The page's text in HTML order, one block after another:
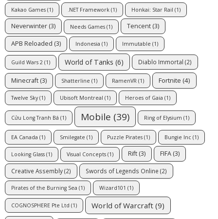
Kakao Games (1) .NET Framework (1) Honkai: Star Rail (1)
Neverwinter (3) Needs Games (1) Tencent (3)
APB Reloaded (3) Indonesia (1) Immutable (1)
Guild Wars 2 (1) World of Tanks (6) Diablo Immortal (2)
Minecraft (3) Shatterline (1) RamenVR (1) Fortnite (4)
Twelve Sky(1) Ubisoft Montreal (1) Heroes of Gaia (1)
Cửu Long Tranh Bá (1) Mobile (39) Ring of Elysium (1)
EA Canada (1) Smilegate (1) Puzzle Pirates (1) Bungie Inc (1)
Looking Glass (1) Visual Concepts (1) Rift (3) FIFA (3)
Creative Assembly(2) Swords of Legends Online (2)
Pirates of the Burning Sea (1) Wizard101 (1)
COGNOSPHERE Pte Ltd (1) World of Warcraft (9)